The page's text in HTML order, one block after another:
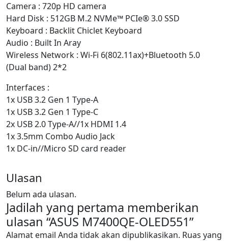
Camera : 720p HD camera
Hard Disk : 512GB M.2 NVMe™ PCIe® 3.0 SSD
Keyboard : Backlit Chiclet Keyboard
Audio : Built In Aray
Wireless Network : Wi-Fi 6(802.11ax)+Bluetooth 5.0
(Dual band) 2*2
Interfaces :
1x USB 3.2 Gen 1 Type-A
1x USB 3.2 Gen 1 Type-C
2x USB 2.0 Type-A//1x HDMI 1.4
1x 3.5mm Combo Audio Jack
1x DC-in//Micro SD card reader
Ulasan
Belum ada ulasan.
Jadilah yang pertama memberikan
ulasan “ASUS M7400QE-OLED551”
Alamat email Anda tidak akan dipublikasikan. Ruas yang